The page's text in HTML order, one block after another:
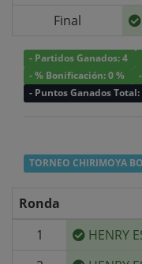
Final
- Partidos Ganados: 4
- % Bonificación: 0 %
- Puntos Ganados
TORNEO CHIRIMOYA
Ronda
1
HENRY